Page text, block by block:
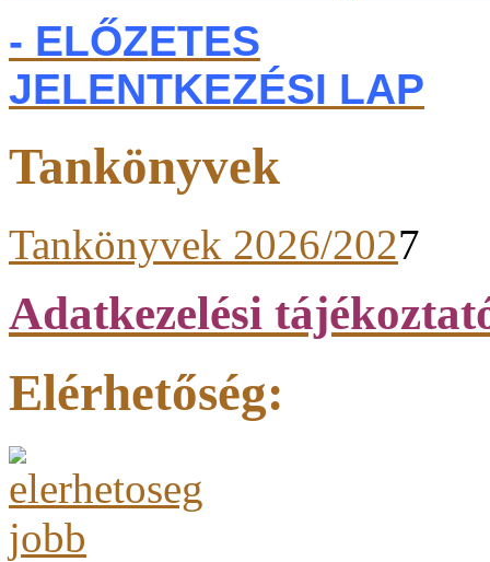
- ELŐZETES
JELENTKEZÉSI LAP
Tankönyvek
Tankönyvek 2026/2027
Adatkezelési
Elérhetőség: